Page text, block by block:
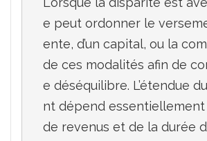
e peut ordonner le
ente, d’un capital, ou la
de ces modalités afin de
e déséquilibre. L’étendue
nt dépend essentiellement
de revenus et de la durée